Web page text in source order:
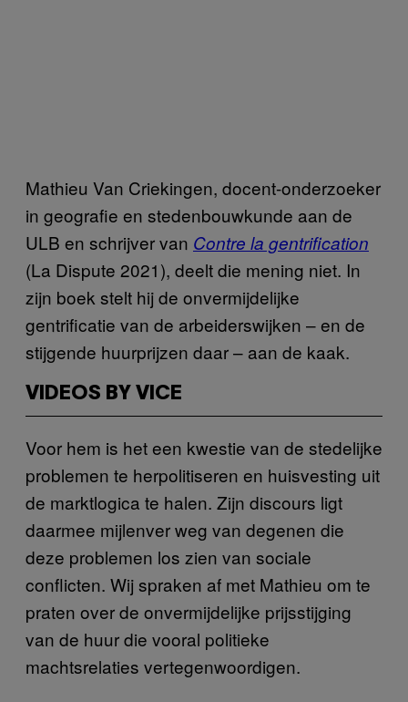
Mathieu Van Criekingen, docent-onderzoeker
in geografie en stedenbouwkunde aan de
ULB en schrijver van Contre la gentrification
(La Dispute 2021), deelt die mening niet. In
zijn boek stelt hij de onvermijdelijke
gentrificatie van de arbeiderswijken – en de
stijgende huurprijzen daar – aan de kaak.
VIDEOS BY VICE
Voor hem is het een kwestie van de stedelijke
problemen te herpolitiseren en huisvesting uit
de marktlogica te halen. Zijn discours ligt
daarmee mijlenver weg van degenen die
deze problemen los zien van sociale
conflicten. Wij spraken af met Mathieu om te
praten over de onvermijdelijke prijsstijging
van de huur die vooral politieke
machtsrelaties vertegenwoordigen.